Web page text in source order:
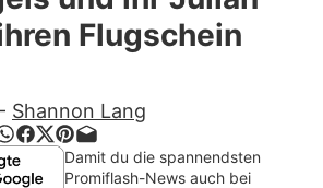
auf Promiflash
App runterladen
Team
Flugschein
- Shannon Lang
Damit du die spannendsten
Promiflash-News auch bei